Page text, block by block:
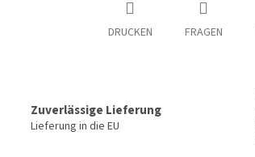
DRUCKEN FRAGEN
Zuverlässige Lieferung
Lieferung in die EU